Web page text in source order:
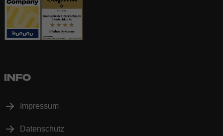
INFO
Impressum
Datenschutz